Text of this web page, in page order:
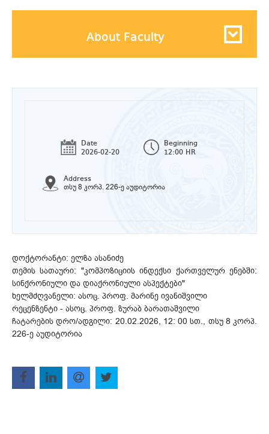
About Faculty
Date
2026-02-20
Beginning
12:00 HR
Address
თსუ 8 კორპ. 226-ე აუდიტორია
დოქტორანტი: ელზა ასანიძე
თემის სათაური: "კომპოზიციის ინდექსი ქართველურ ენებში:
სინქრონიული და დიაქრონიული ასპექტები"
ხელმძღვანელი: ასოც. პროფ. მარინე ივანიშვილი
რეცენზენტი - ასოც. პროფ. ზურაბ ბარათაშვილი
ჩატარების დრო/ადგილი: 20.02.2026, 12: 00 სთ., თსუ 8 კორპ.
226-ე აუდიტორია